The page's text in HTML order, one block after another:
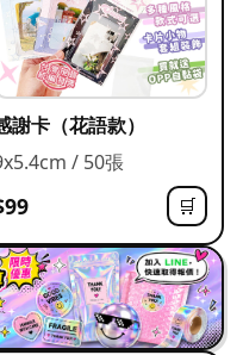
謝卡（花語款）
/ 50張
🛒